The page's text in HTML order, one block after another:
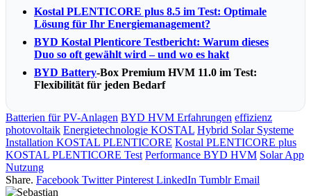
Kostal PLENTICORE plus 8.5 im Test: Optimale
Lösung für Ihr Energiemanagement?
BYD Kostal Plenticore Testbericht: Warum dieses
Duo so oft gewählt wird – und wo es hakt
BYD Battery-Box Premium HVM 11.0 im Test:
Flexibilität für jeden Bedarf
Batterien für PV-Anlagen BYD HVM Erfahrungen effizienz
photovoltaik Energietechnologie KOSTAL Hybrid Solar Systeme
Installation KOSTAL PLENTICORE Kostal PLENTICORE plus
KOSTAL PLENTICORE Test Performance BYD HVM Solar App
Nutzung
Share. Facebook Twitter Pinterest LinkedIn Tumblr Email